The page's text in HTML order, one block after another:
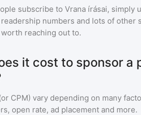
subscribe to Vrana írásai, simply
numbers and lots of other
reaching out to.
it cost to sponsor a
CPM) vary depending on many
open rate, ad placement and more.